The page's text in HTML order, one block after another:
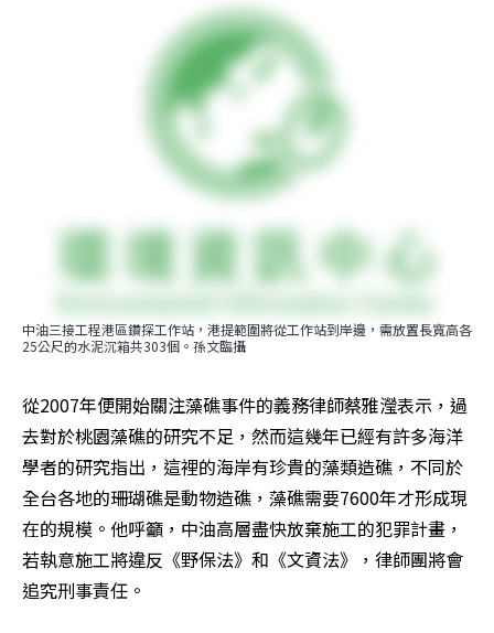
中油三接工程港區鑽探工作站，港提範圍將從工作站到岸邊，需放置長寬高各
25公尺的水泥沉箱共303個。孫文臨攝
從2007年便開始關注藻礁事件的義務律師蔡雅瀅表示，過
去對於桃園藻礁的研究不足，然而這幾年已經有許多海洋
學者的研究指出，這裡的海岸有珍貴的藻類造礁，不同於
全台各地的珊瑚礁是動物造礁，藻礁需要7600年才形成現
在的規模。他呼籲，中油高層盡快放棄施工的犯罪計畫，
若執意施工將違反《野保法》和《文資法》，律師團將會
追究刑事責任。